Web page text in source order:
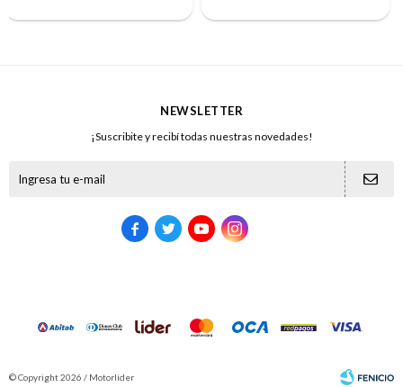
NEWSLETTER
¡Suscribite y recibí todas nuestras novedades!
   
© Copyright 2026 / Motorlider